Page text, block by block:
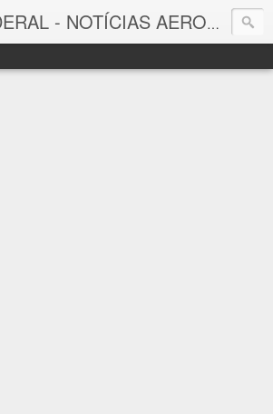
AVIAÇÃO FEDERAL - NOTÍCIAS AERONÁUTICAS & TECNOLOGIAS
Aviação Federal